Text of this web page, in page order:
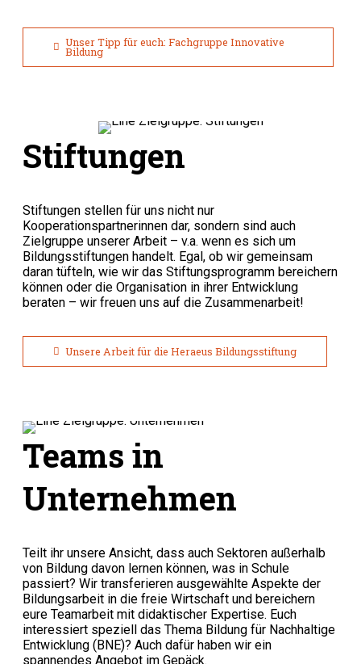
Unser Tipp für euch: Fachgruppe Innovative
Bildung
Stiftungen
Stiftungen stellen für uns nicht nur
Kooperationspartnerinnen dar, sondern sind auch
Zielgruppe unserer Arbeit – v.a. wenn es sich um
Bildungsstiftungen handelt. Egal, ob wir gemeinsam
daran tüfteln, wie wir das Stiftungsprogramm bereichern
können oder die Organisation in ihrer Entwicklung
beraten – wir freuen uns auf die Zusammenarbeit!
Unsere Arbeit für die Heraeus Bildungsstiftung
Teams in
Unternehmen
Teilt ihr unsere Ansicht, dass auch Sektoren außerhalb
von Bildung davon lernen können, was in Schule
passiert? Wir transferieren ausgewählte Aspekte der
Bildungsarbeit in die freie Wirtschaft und bereichern
eure Teamarbeit mit didaktischer Expertise. Euch
interessiert speziell das Thema Bildung für Nachhaltige
Entwicklung (BNE)? Auch dafür haben wir ein
spannendes Angebot im Gepäck.